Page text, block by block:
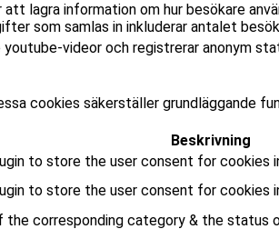
lagra information om hur besökare
som samlas in inkluderar antalet
videor och registrerar anonym
cookies säkerställer grundläggande
Beskrivning
to store the user consent for cookies
to store the user consent for cookies
corresponding category & the status